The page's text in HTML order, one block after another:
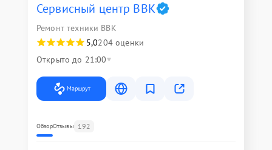
Сервисный центр BBK
Ремонт техники BBK
5,0204 оценки
Открыто до 21:00
Маршрут
ОбзорОтзывы 192